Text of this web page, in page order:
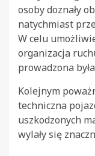
osoby doznały
natychmiast
W celu
organizacja
prowadzona
Kolejnym
techniczna
uszkodzonych
wylały się